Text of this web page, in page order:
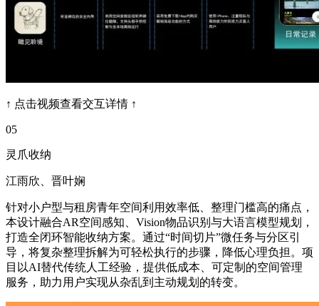
↑ 点击视频查看交互详情 ↑
05
灵爪收纳
江雨欣、晋叶娴
针对小户型与租房青年空间利用效率低、整理门槛高的痛点，
本设计融合AR空间感知、Vision物品识别与大语言模型规划，
打造全闭环智能收纳方案。通过“时间切片”微任务与分区引
导，将复杂整理拆解为可轻松执行的步骤，降低心理负担。项
目以AI替代传统人工经验，提供低成本、可定制的空间管理
服务，助力用户实现从杂乱到主动规划的转变。